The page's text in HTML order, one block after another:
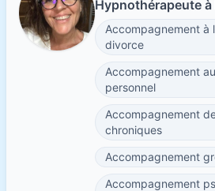
Hypnothérapeute à
Accompagnement à
divorce
Accompagnement
personnel
Accompagnement
chroniques
Accompagnement
Accompagnement